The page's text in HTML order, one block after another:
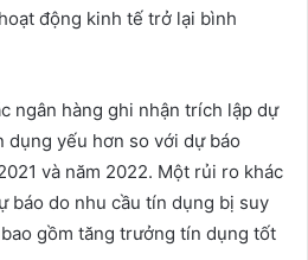
động kinh tế trở lại bình
ngân hàng ghi nhận trích lập dự
dụng yếu hơn so với dự báo
và năm 2022. Một rủi ro khác
báo do nhu cầu tín dụng bị suy
gồm tăng trưởng tín dụng tốt